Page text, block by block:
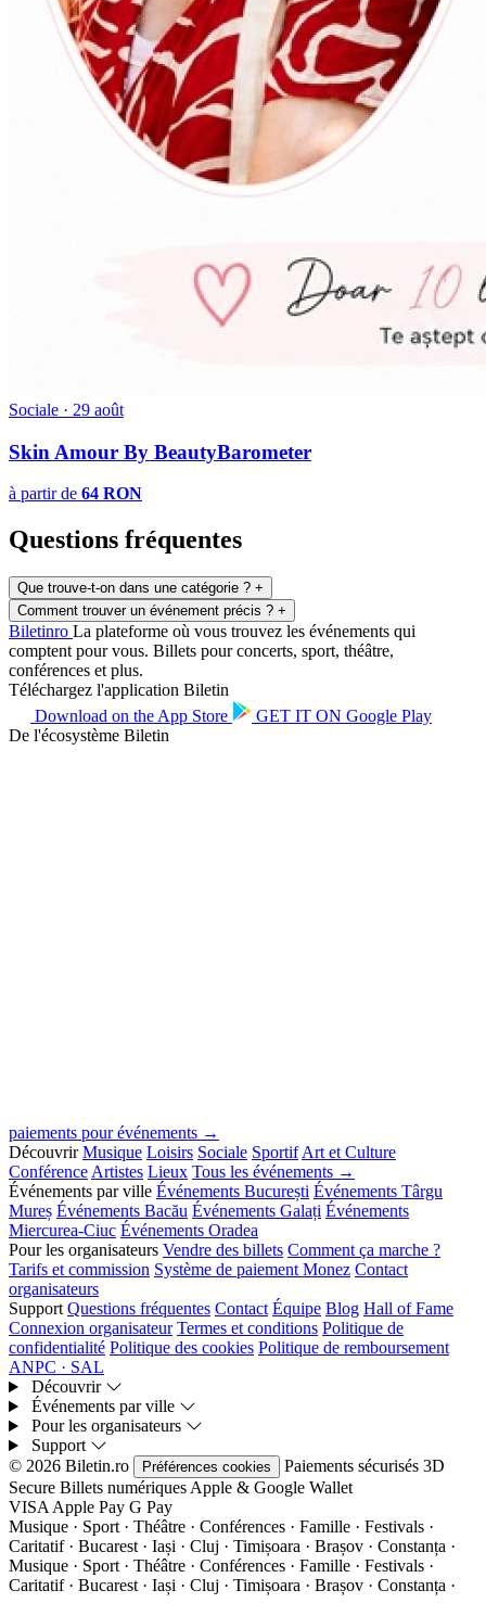
Sociale · 29 août
Skin Amour By BeautyBarometer
à partir de 64 RON
Questions fréquentes
Que trouve-t-on dans une catégorie ? +
Comment trouver un événement précis ? +
Biletinro La plateforme où vous trouvez les événements qui
comptent pour vous. Billets pour concerts, sport, théâtre,
conférences et plus.
Téléchargez l'application Biletin
Download on the App Store GET IT ON Google Play
De l'écosystème Biletin
paiements pour événements →
Découvrir Musique Loisirs Sociale Sportif Art et Culture
Conférence Artistes Lieux Tous les événements →
Événements par ville Événements București Événements Târgu
Mureș Événements Bacău Événements Galați Événements
Miercurea-Ciuc Événements Oradea
Pour les organisateurs Vendre des billets Comment ça marche ?
Tarifs et commission Système de paiement Monez Contact
organisateurs
Support Questions fréquentes Contact Équipe Blog Hall of Fame
Connexion organisateur Termes et conditions Politique de
confidentialité Politique des cookies Politique de remboursement
ANPC · SAL
Découvrir
Événements par ville
Pour les organisateurs
Support
© 2026 Biletin.ro
Préférences cookies Paiements sécurisés 3D
Secure Billets numériques Apple & Google Wallet
VISA Apple Pay G Pay
Musique · Sport · Théâtre · Conférences · Famille · Festivals ·
Caritatif · Bucarest · Iași · Cluj · Timișoara · Brașov · Constanța ·
Musique · Sport · Théâtre · Conférences · Famille · Festivals ·
Caritatif · Bucarest · Iași · Cluj · Timișoara · Brașov · Constanța ·